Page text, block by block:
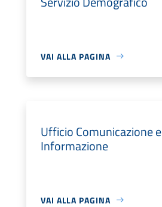
VAI ALLA PAGINA
Ufficio Comunicazione e
Informazione
VAI ALLA PAGINA